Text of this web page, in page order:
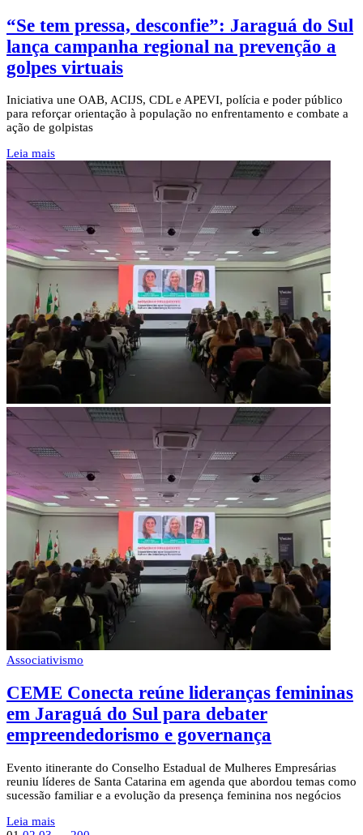
“Se tem pressa, desconfie”: Jaraguá do Sul
lança campanha regional na prevenção a
golpes virtuais
Iniciativa une OAB, ACIJS, CDL e APEVI, polícia e poder público
para reforçar orientação à população no enfrentamento e combate a
ação de golpistas
Leia mais
Associativismo
CEME Conecta reúne lideranças femininas
em Jaraguá do Sul para debater
empreendedorismo e governança
Evento itinerante do Conselho Estadual de Mulheres Empresárias
reuniu líderes de Santa Catarina em agenda que abordou temas como
sucessão familiar e a evolução da presença feminina nos negócios
Leia mais